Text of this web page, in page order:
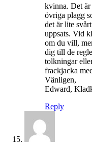
kvinna. Det är
övriga plagg
det är lite
uppsats. Vid
om du vill,
dig till de
tolkningar
frackjacka
Vänligen,
Edward,
Reply